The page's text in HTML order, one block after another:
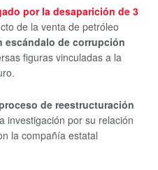
por la desaparición de 3
de la venta de petróleo
escándalo de corrupción
figuras vinculadas a la
de reestructuración
investigación por su relación
la compañía estatal